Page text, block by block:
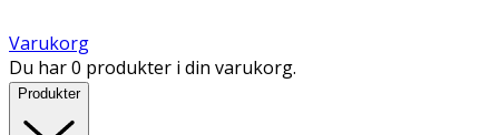
Varukorg
Du har 0 produkter i din varukorg.
Produkter